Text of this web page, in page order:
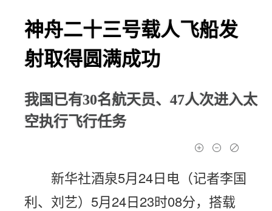
神舟二十三号载人飞船发
射取得圆满成功
我国已有30名航天员、47人次进入太
空执行飞行任务
新华社酒泉5月24日电（记者李国
利、刘艺）5月24日23时08分，搭载